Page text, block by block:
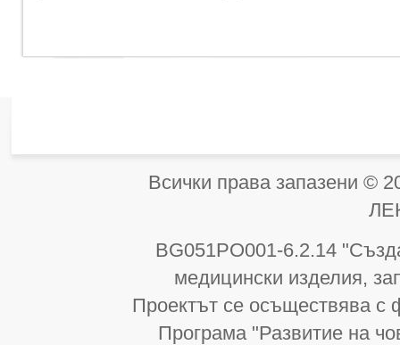
Всички права запазени
BG051PO001-6.2.14
медицински изделия,
Проектът се осъществява с
Програма "Развитие на